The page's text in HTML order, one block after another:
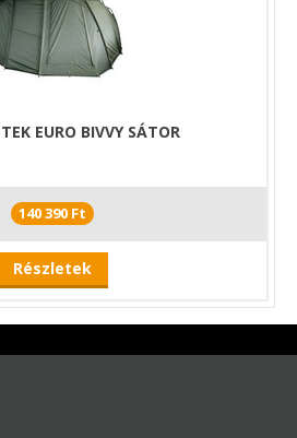
EURO BIVVY SÁTOR
140 390 Ft
Részletek